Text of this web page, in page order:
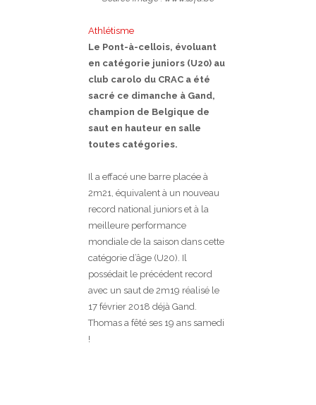
Athlétisme
Le Pont-à-cellois, évoluant
en catégorie juniors (U20) au
club carolo du CRAC a été
sacré ce dimanche à Gand,
champion de Belgique de
saut en hauteur en salle
toutes catégories.
Il a effacé une barre placée à
2m21, équivalent à un nouveau
record national juniors et à la
meilleure performance
mondiale de la saison dans cette
catégorie d’âge (U20). Il
possédait le précédent record
avec un saut de 2m19 réalisé le
17 février 2018 déjà Gand.
Thomas a fêté ses 19 ans samedi
!